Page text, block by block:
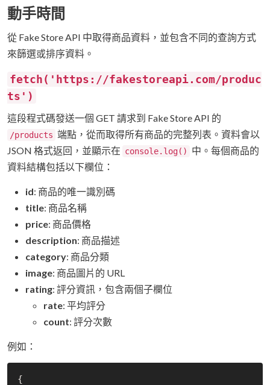
動手時間
從 Fake Store API 中取得商品資料，並包含不同的查詢方式
來篩選或排序資料。
fetch('https://fakestoreapi.com/produc
ts')
這段程式碼發送一個 GET 請求到 Fake Store API 的
/products 端點，從而取得所有商品的完整列表。資料會以
JSON 格式返回，並顯示在 console.log()
中。每個商品的
資料結構包括以下欄位：
id: 商品的唯一識別碼
title: 商品名稱
price: 商品價格
description: 商品描述
category: 商品分類
image: 商品圖片的 URL
rating: 評分資訊，包含兩個子欄位
rate: 平均評分
count: 評分次數
例如：
{